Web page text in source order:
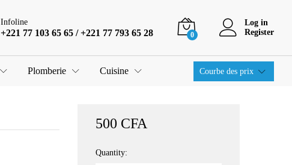
Infoline
+221 77 103 65 65 / +221 77 793 65 28 0
Log in
Register
Plomberie Cuisine Courbe des prix
500 CFA
Boulon
Quantity: